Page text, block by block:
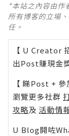
*本站之內容由作
所有博客的立場
任。
【 U Creator
出Post賺現金
【 睇Post + 參
瀏覽更多社群
攻略及 活動情
U Blog開咗